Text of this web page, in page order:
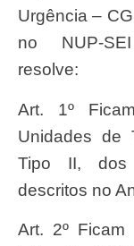
Urgência –
no NUP-
resolve:
Art. 1º Ficam desabilitados os leitos das
Unidades de
Tipo II, dos
descritos no
Art. 2º Ficam habilitados e regularizados, os